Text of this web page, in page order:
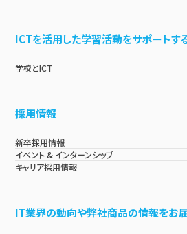
ICTを活用した学習活動をサポートす
学校とICT
採用情報
新卒採用情報
イベント & インターンシップ
キャリア採用情報
IT業界の動向や弊社商品の情報をお